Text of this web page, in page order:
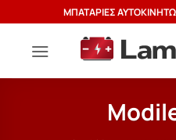
στο
περιεχόμενο
ΜΠΑΤΑΡΙΕΣ